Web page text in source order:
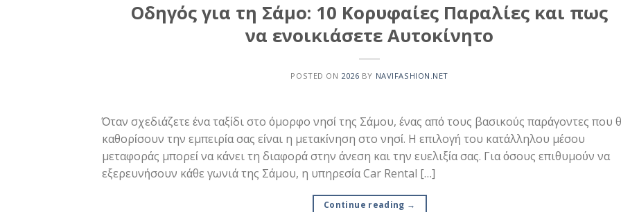
Οδηγός για τη Σάμο: 10 Κορυφαίες Παραλίες και πως
να ενοικιάσετε Αυτοκίνητο
POSTED ON 2026 BY NAVIFASHION.NET
Όταν σχεδιάζετε ένα ταξίδι στο όμορφο νησί της Σάμου, ένας από τους βασικούς παράγοντες που
καθορίσουν την εμπειρία σας είναι η μετακίνηση στο νησί. Η επιλογή του κατάλληλου μέσου
μεταφοράς μπορεί να κάνει τη διαφορά στην άνεση και την ευελιξία σας. Για όσους επιθυμούν να
εξερευνήσουν κάθε γωνιά της Σάμου, η υπηρεσία Car Rental […]
Continue reading →